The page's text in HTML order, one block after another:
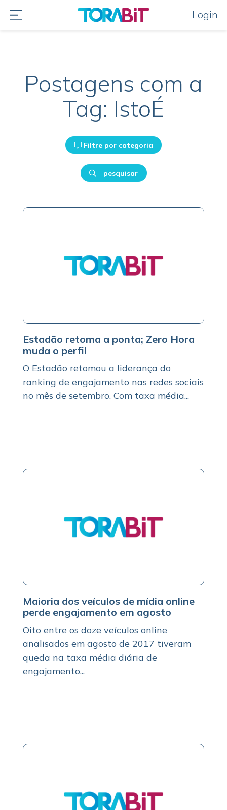
Login
Postagens com a
Tag: IstoÉ
Filtre por categoria
pesquisar
Estadão retoma a ponta; Zero Hora
muda o perfil
O Estadão retomou a liderança do
ranking de engajamento nas redes sociais
no mês de setembro. Com taxa média...
Maioria dos veículos de mídia online
perde engajamento em agosto
Oito entre os doze veículos online
analisados em agosto de 2017 tiveram
queda na taxa média diária de
engajamento...